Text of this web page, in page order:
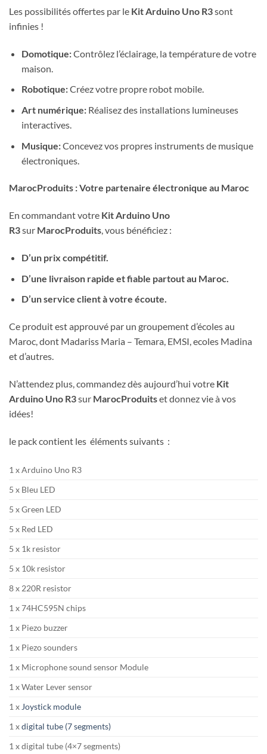
Les possibilités offertes par le Kit Arduino Uno R3sont
infinies !
Domotique:Contrôlez l’éclairage, la température de votre
maison.
Robotique:Créez votre propre robot mobile.
Art numérique:Réalisez des installations lumineuses
interactives.
Musique:Concevez vos propres instruments de musique
électroniques.
MarocProduits : Votre partenaire électronique au Maroc
En commandant votre Kit Arduino Uno
R3sur MarocProduits, vous bénéficiez :
D’un prix compétitif.
D’une livraison rapide et fiable partout au Maroc.
D’un service client à votre écoute.
Ce produit est approuvé par un groupement d’écoles au
Maroc, dont Madariss Maria – Temara, EMSI, ecoles Madina
et d’autres.
N’attendez plus, commandez dès aujourd’hui votre Kit
Arduino Uno R3sur MarocProduitset donnez vie à vos
idées!
le pack contient les éléments suivants :
1 x Arduino Uno R3
5 x Bleu LED
5 x Green LED
5 x Red LED
5 x 1k resistor
5 x 10k resistor
8 x 220R resistor
1 x 74HC595N chips
1 x Piezo buzzer
1 x Piezo sounders
1 x Microphone sound sensor Module
1 x Water Lever sensor
1 x Joystick module
1 xdigital tube (7 segments)
1 x digital tube (4×7 segments)